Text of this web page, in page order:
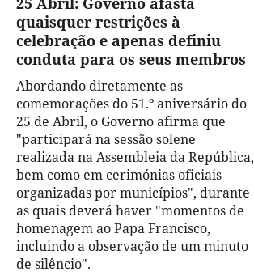
quaisquer restrições à
celebração e apenas definiu
conduta para os seus membros
Abordando diretamente as
comemorações do 51.º aniversário do
25 de Abril, o Governo afirma que
"participará na sessão solene
realizada na Assembleia da República,
bem como em cerimónias oficiais
organizadas por municípios", durante
as quais deverá haver "momentos de
homenagem ao Papa Francisco,
incluindo a observação de um minuto
de silêncio".